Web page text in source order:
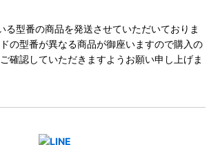
る型番の商品を発送させていただいておりま
の型番が異なる商品が御座いますので購入の
確認していただきますようお願い申し上げま